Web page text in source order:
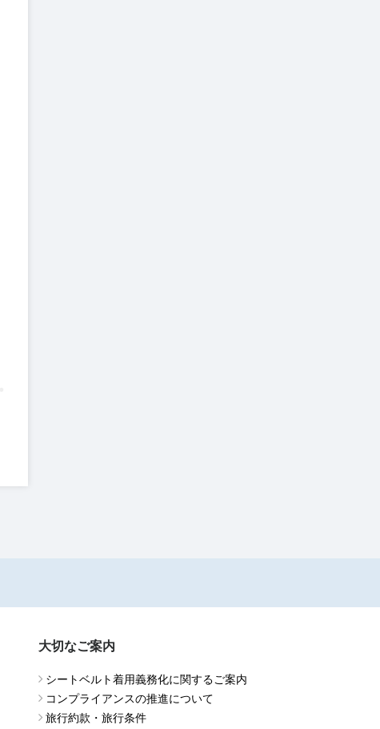
大切なご案内
シートベルト着用義務化に関するご案内
コンプライアンスの推進について
旅行約款・旅行条件